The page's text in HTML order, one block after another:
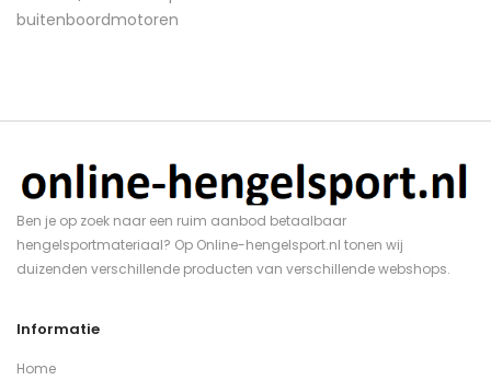
Ben je op zoek naar een ruim aanbod betaalbaar
hengelsportmateriaal? Op Online-hengelsport.nl tonen wij
duizenden verschillende producten van verschillende webshops.
Informatie
Home